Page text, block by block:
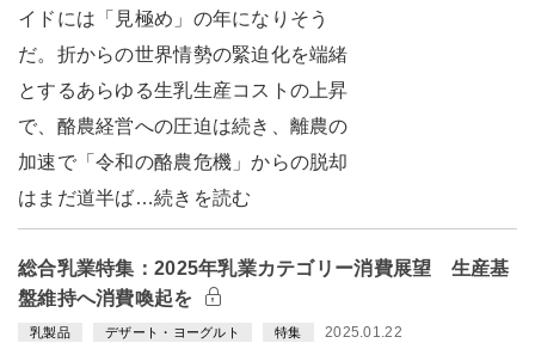
イドには「見極め」の年になりそう
だ。折からの世界情勢の緊迫化を端緒
とするあらゆる生乳生産コストの上昇
で、酪農経営への圧迫は続き、離農の
加速で「令和の酪農危機」からの脱却
はまだ道半ば…続きを読む
総合乳業特集：2025年乳業カテゴリー消費展望 生産基
盤維持へ消費喚起を
乳製品 デザート・ヨーグルト 特集 2025.01.22